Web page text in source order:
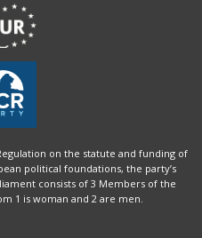
on the statute and funding of
political foundations, the party’s
consists of 3 Members of the
1 is woman and 2 are men.